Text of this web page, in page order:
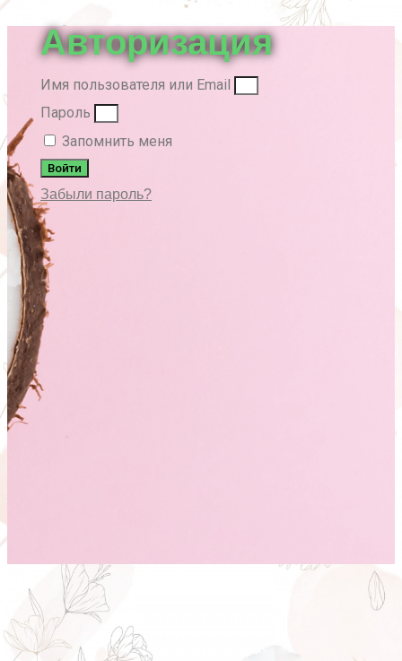
Авторизация
Имя пользователя или Email
Пароль
Запомнить меня
Войти
Забыли пароль?